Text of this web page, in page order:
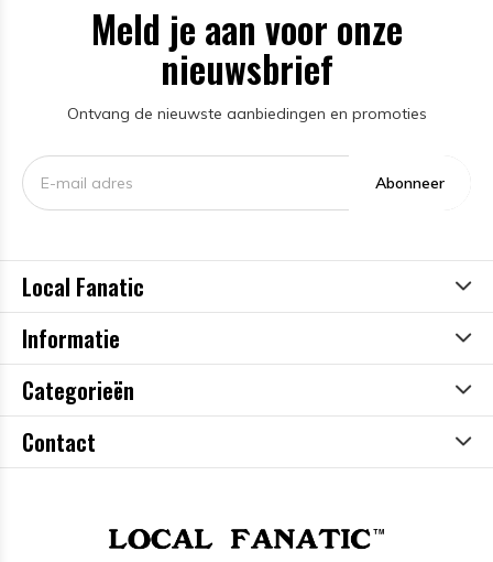
Meld je aan voor onze
nieuwsbrief
Ontvang de nieuwste aanbiedingen en promoties
Abonneer
Local Fanatic
Informatie
Categorieën
Contact